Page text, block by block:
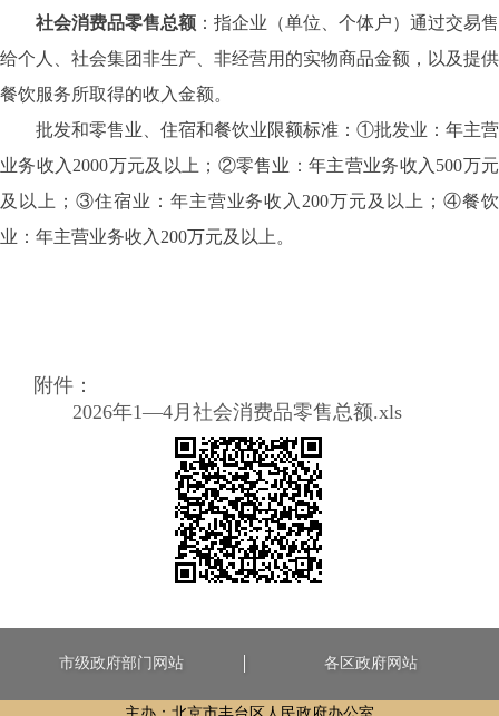
社会消费品零售总额 ： 指企业（单位、个体户）通过交易售
给个人、社会集团非生产、非经营用的实物商品金额，以及提供
餐饮服务所取得的收入金额。
批发和零售业、住宿和餐饮业限额标准： ①批发业：年主营
业务收入2000万元及以上；②零售业：年主营业务收入500万元
及以上；③住宿业：年主营业务收入200万元及以上；④餐饮
业：年主营业务收入200万元及以上。
附件：
2026年1—4月社会消费品零售总额.xls
市级政府部门网站 各区政府网站